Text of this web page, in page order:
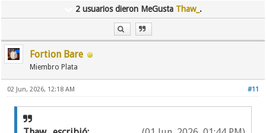
2 usuarios dieron MeGusta Thaw_ .
Fortion Bare
Miembro Plata
#11
02 Jun, 2026, 12:18 AM